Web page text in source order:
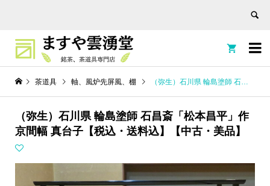


茶道具 軸、風炉先屏風、棚 （弥生）石川県 輪島塗師 石昌斎「松本昌平」作 京間幅 真台子【税込・送料込】【中古・美品】
（弥生）石川県 輪島塗師 石昌斎「松本昌平」作
京間幅 真台子【税込・送料込】【中古・美品】